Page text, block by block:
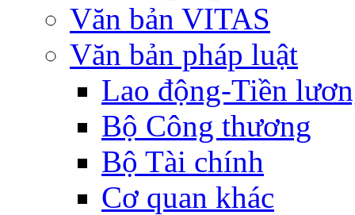
Văn bản VITAS
Văn bản pháp luật
Lao động-Tiền
Bộ Công thương
Bộ Tài chính
Cơ quan khác